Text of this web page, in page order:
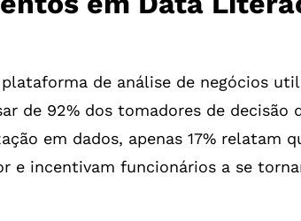
de análise de negócios
de 92% dos tomadores de decisão
em dados, apenas 17% relatam
e incentivam funcionários a se